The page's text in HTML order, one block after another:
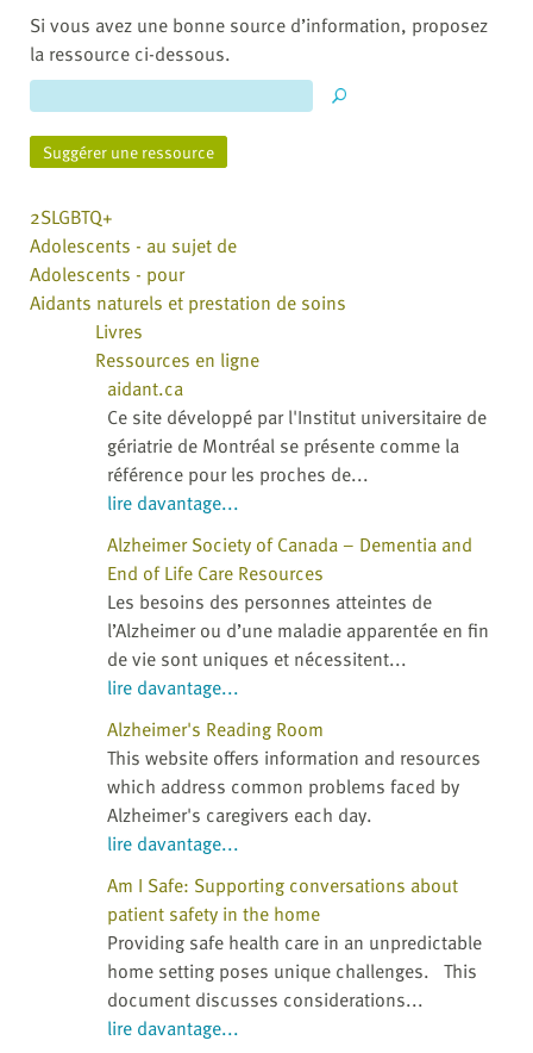
Si vous avez une bonne source d’information, proposez
la ressource ci-dessous.
Suggérer une ressource
2SLGBTQ+
Adolescents - au sujet de
Adolescents - pour
Aidants naturels et prestation de soins
Livres
Ressources en ligne
aidant.ca
Ce site développé par l'Institut universitaire de
gériatrie de Montréal se présente comme la
référence pour les proches de...
lire davantage...
Alzheimer Society of Canada – Dementia and
End of Life Care Resources
Les besoins des personnes atteintes de
l’Alzheimer ou d’une maladie apparentée en fin
de vie sont uniques et nécessitent...
lire davantage...
Alzheimer's Reading Room
This website offers information and resources
which address common problems faced by
Alzheimer's caregivers each day.
lire davantage...
Am I Safe: Supporting conversations about
patient safety in the home
Providing safe health care in an unpredictable
home setting poses unique challenges. This
document discusses considerations...
lire davantage...